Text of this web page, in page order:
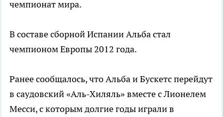
чемпионат мира.
В составе сборной Испании Альба стал
чемпионом Европы 2012 года.
Ранее сообщалось, что Альба и Бускетс перейдут
в саудовский «Аль-Хиляль» вместе с Лионелем
Месси, с которым долгие годы играли в